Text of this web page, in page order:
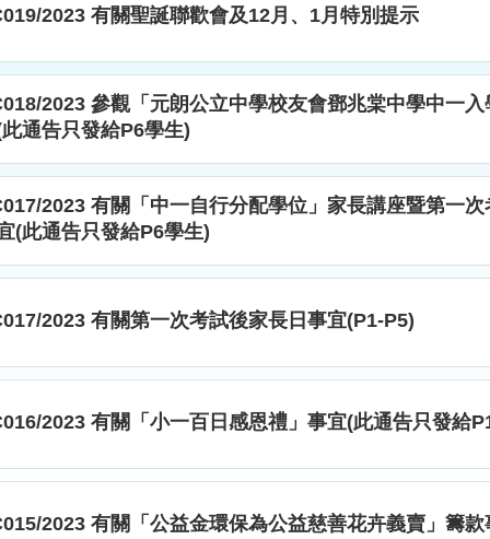
2023 有關聖誕聯歡會及12月、1月特別提示
2023 參觀「元朗公立中學校友會鄧兆棠中學中一
通告只發給P6學生)
2023 有關「中一自行分配學位」家長講座暨第一次
(此通告只發給P6學生)
2023 有關第一次考試後家長日事宜(P1-P5)
2023 有關「小一百日感恩禮」事宜(此通告只發給
2023 有關「公益金環保為公益慈善花卉義賣」籌款